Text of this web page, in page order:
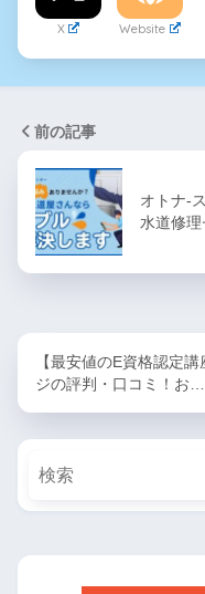
X Website
前の記事
オトナ-
⽔道修
【最安値のE資格認定
ジの評判・口コミ！お…